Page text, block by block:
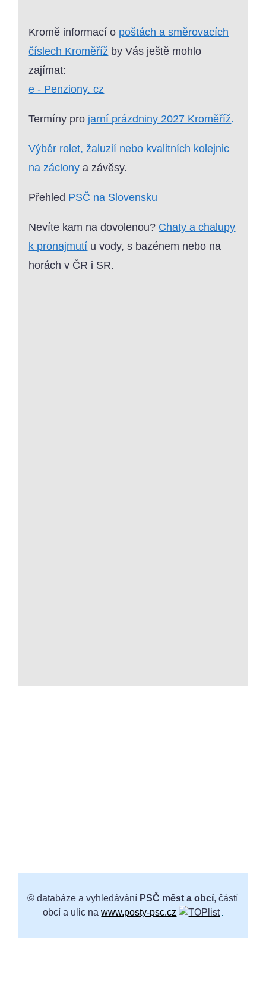
Kromě informací o poštách a směrovacích
číslech Kroměříž by Vás ještě mohlo
zajímat:
e - Penziony. cz
Termíny pro jarní prázdniny 2027 Kroměříž.
Výběr rolet, žaluzií nebo kvalitních kolejnic
na záclony a závěsy.
Přehled PSČ na Slovensku
Nevíte kam na dovolenou? Chaty a chalupy
k pronajmutí u vody, s bazénem nebo na
horách v ČR i SR.
© databáze a vyhledávání PSČ měst a obcí, částí
obcí a ulic nawww.posty-psc.cz